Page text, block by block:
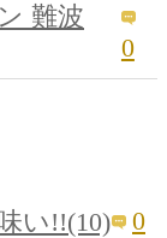
難波
0
い!!(10) 0